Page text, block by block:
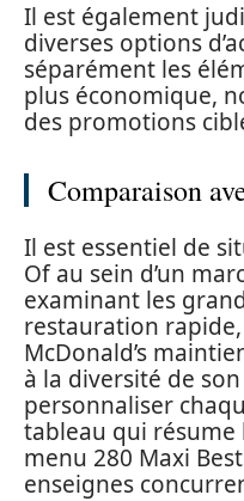
Il est également
diverses options
séparément les
plus économique,
des promotions
Comparaison
Il est essentiel de
Of au sein d’un
examinant les
restauration
McDonald’s
à la diversité de
personnaliser
tableau qui résume
menu 280 Maxi
enseignes